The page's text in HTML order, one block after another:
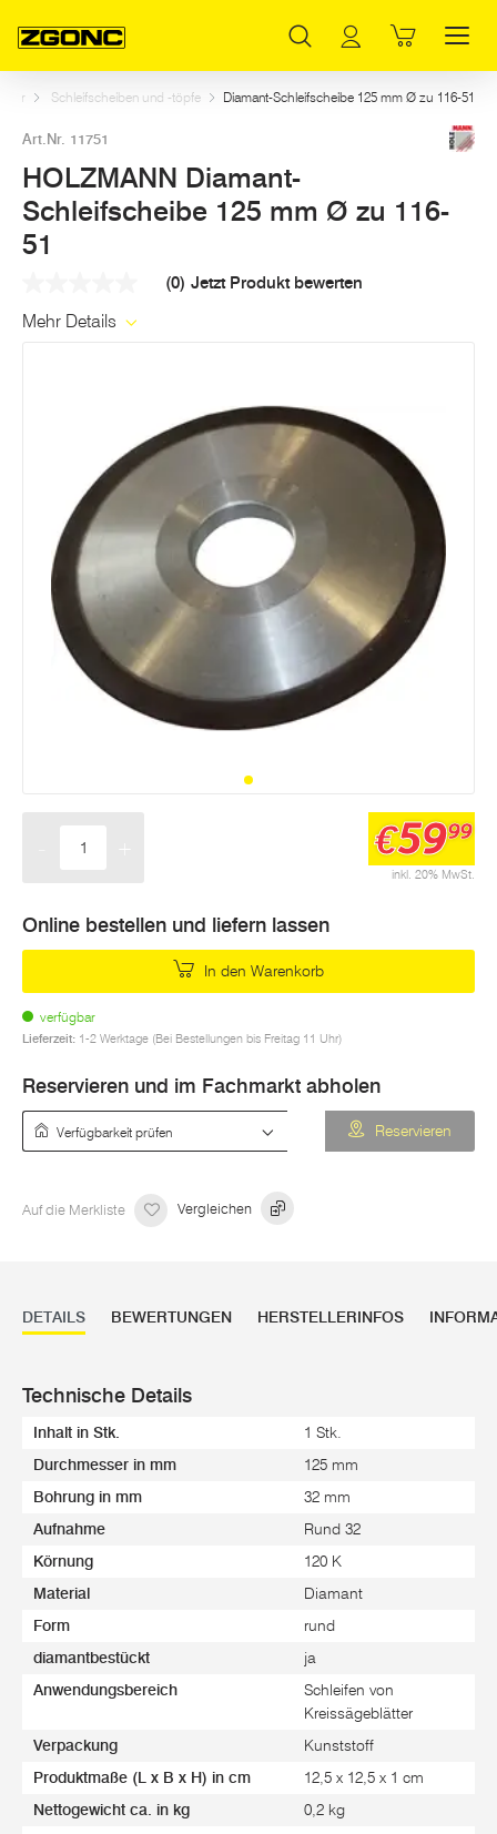
Schleifscheiben und -töpfe Diamant-Schleifscheibe 125 mm Ø zu 116-51
Art.Nr. 11751
HOLZMANN Diamant-
Schleifscheibe 125 mm Ø zu 116-
51
Link
(0) Jetzt Produkt bewerten
Mehr Details
inkl. 20% MwSt.
€5999
Online bestellen und liefern lassen
In den Warenkorb
verfügbar
Lieferzeit: 1-2 Werktage (Bei Bestellungen bis Freitag 11 Uhr)
Reservieren und im Fachmarkt abholen
Reservieren
Auf die Merkliste Vergleichen
DETAILS BEWERTUNGEN HERSTELLERINFOS
Technische Details
Inhalt in Stk. 1 Stk.
Durchmesser in mm 125 mm
Bohrung in mm 32 mm
Aufnahme Rund 32
Körnung 120 K
Material Diamant
Form rund
diamantbestückt ja
Anwendungsbereich
Schleifen von
Kreissägeblätter
Verpackung Kunststoff
Produktmaße (L x B x H) in cm 12,5 x 12,5 x 1 cm
Nettogewicht ca. in kg 0,2 kg